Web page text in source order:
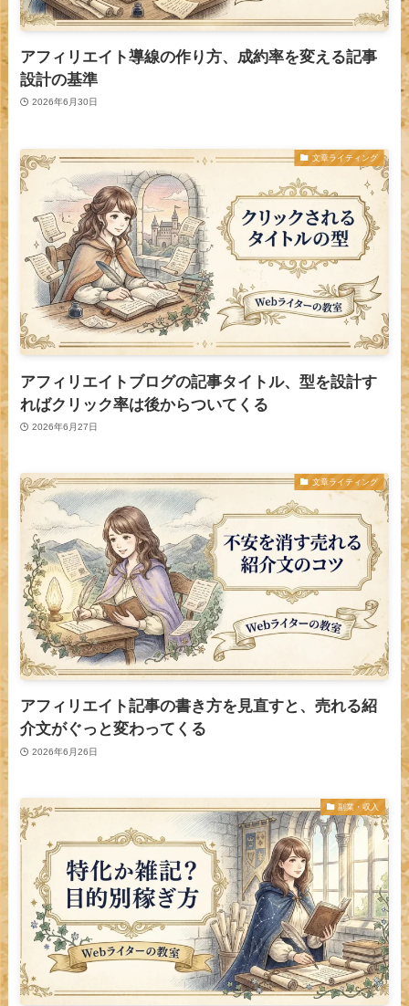
アフィリエイト導線の作り方、成約率を変える記事
設計の基準
2026年6月30日
文章ライティング
アフィリエイトブログの記事タイトル、型を設計す
ればクリック率は後からついてくる
2026年6月27日
文章ライティング
アフィリエイト記事の書き方を見直すと、売れる紹
介文がぐっと変わってくる
2026年6月26日
副業・収入